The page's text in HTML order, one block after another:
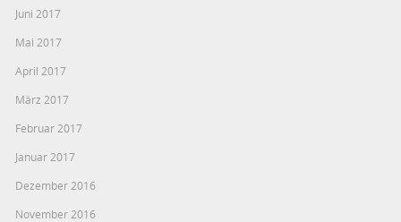
Juni 2017
Mai 2017
April 2017
März 2017
Februar 2017
Januar 2017
Dezember 2016
November 2016